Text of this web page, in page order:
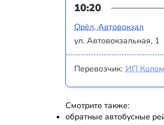
10:20
Орёл, Автовокзал
ул. Автовокзальная, 1
Перевозчик: ИП
Смотрите также:
обратные автобусные